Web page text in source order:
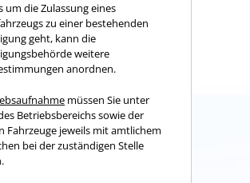
um die Zulassung eines
zu einer bestehenden
geht, kann die
weitere
anordnen.
müssen Sie unter
Betriebsbereichs sowie der
Fahrzeuge jeweils mit amtlichem
bei der zuständigen Stelle